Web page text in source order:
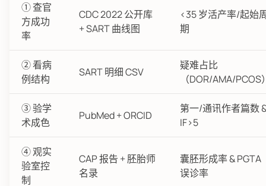
① 查官
方成功
率
CDC 2022 公开库
+ SART 曲线图
<35 岁活产率/起始
期
② 看病
例结构
SART 明细 CSV
疑难占比
（DOR/AMA/PCOS
③ 验学
术成色
PubMed + ORCID
第一/通讯作者篇数
IF>5
④ 观实
验室控
制
CAP 报告 + 胚胎师
名录
囊胚形成率 & PGTA
误诊率